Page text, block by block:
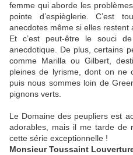
femme qui aborde les
pointe d’espièglerie. C’est
anecdotes même si elles restent
Et c’est peut-être le souci
anecdotique. De plus, certains
comme Marilla ou Gilbert,
pleines de lyrisme, dont on ne
puis nous sommes loin de
pignons verts.
Le Domaine des peupliers est
adorables, mais il me tarde de
cette série exceptionnelle !
Monsieur Toussaint